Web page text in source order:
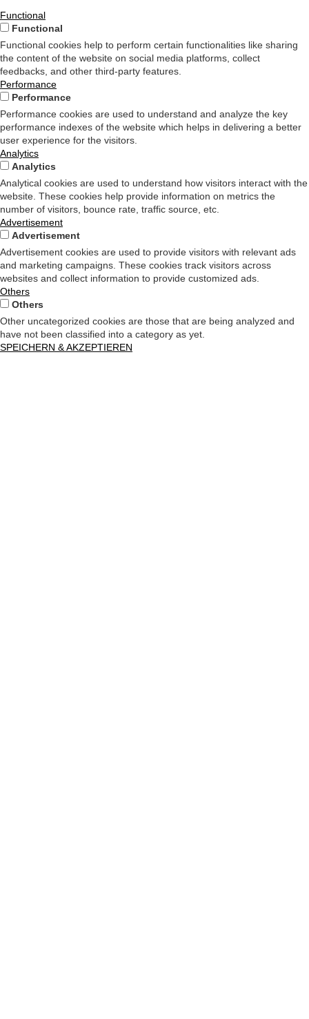
Functional
Functional
Functional cookies help to perform certain functionalities like sharing
the content of the website on social media platforms, collect
feedbacks, and other third-party features.
Performance
Performance
Performance cookies are used to understand and analyze the key
performance indexes of the website which helps in delivering a better
user experience for the visitors.
Analytics
Analytics
Analytical cookies are used to understand how visitors interact with the
website. These cookies help provide information on metrics the
number of visitors, bounce rate, traffic source, etc.
Advertisement
Advertisement
Advertisement cookies are used to provide visitors with relevant ads
and marketing campaigns. These cookies track visitors across
websites and collect information to provide customized ads.
Others
Others
Other uncategorized cookies are those that are being analyzed and
have not been classified into a category as yet.
SPEICHERN & AKZEPTIEREN